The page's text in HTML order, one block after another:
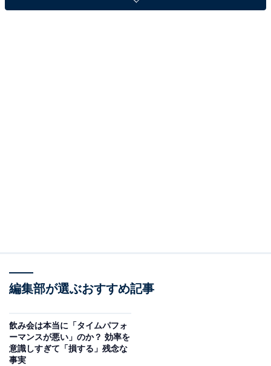
相手のグラスが空になったら、注ぐ前に「お注ぎしまし
ょうか」と声をかけてください。瓶ビールの場合は、ラ
口付近を支えるように持ちます。まずは相手のグラスに
勢いよく注ぎ、全体の3割程度の量に泡を立てたら、ゆ
っくり注ぎましょう。缶ビールの場合は、グラスの3分
編集部が選ぶおすすめ記事
飲み会は本当に「タイムパフォ
ーマンスが悪い」のか？ 効率を
意識しすぎて「損する」残念な
事実